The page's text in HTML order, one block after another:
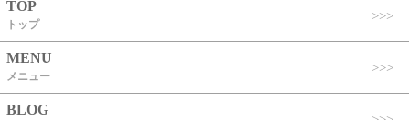
TOP
トップ
MENU
メニュー
BLOG